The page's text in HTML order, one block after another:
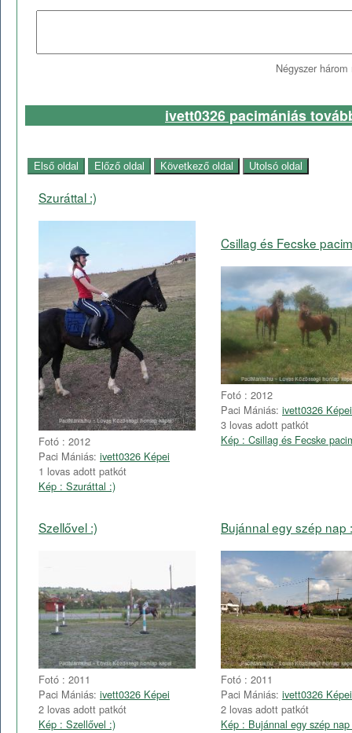
Négyszer
ivett0326 pacimániás
Szuráttal :)
Fotó : 2012
Paci Mániás: ivett0326 Képei
1 lovas adott patkót
Kép : Szuráttal :)
Csillag és Fecske
Fotó : 2012
Paci Mániás: ivett0326 Képei
3 lovas adott patkót
Kép : Csillag és Fecske
Szellővel :)
Fotó : 2011
Paci Mániás: ivett0326 Képei
2 lovas adott patkót
Kép : Szellővel :)
Bujánnal egy szép nap
Fotó : 2011
Paci Mániás: ivett0326 Képei
2 lovas adott patkót
Kép : Bujánnal egy szép